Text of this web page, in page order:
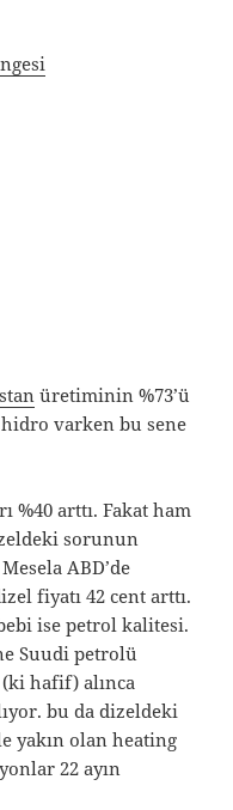
üretiminin %73’ü
varken bu sene
%40 arttı. Fakat ham
sorunun
ABD’de
fiyatı 42 cent arttı.
ise petrol kalitesi.
Suudi petrolü
hafif) alınca
bu da dizeldeki
yakın olan heating
22 ayın